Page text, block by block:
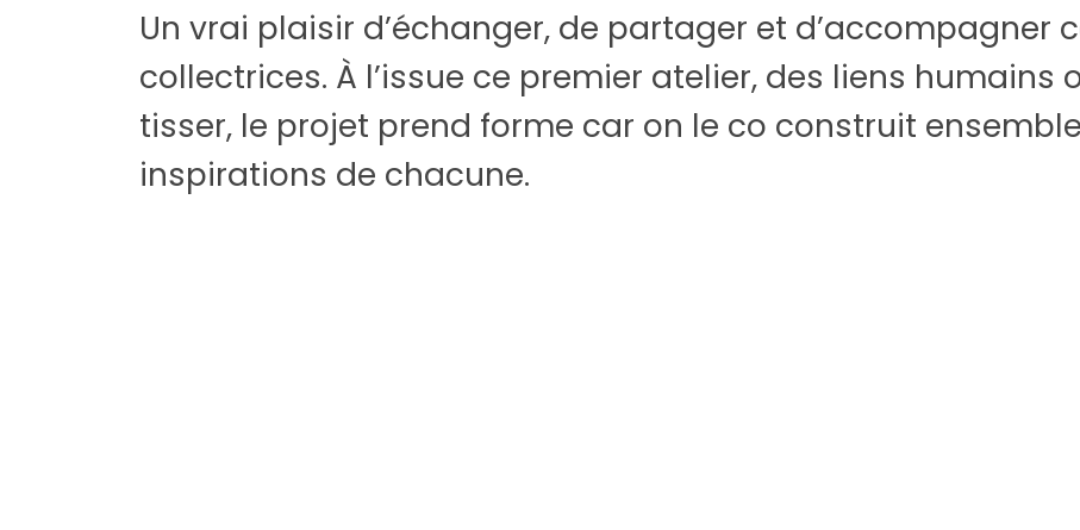
Un vrai plaisir d’échanger, de partager et d’accompagner
collectrices. À l’issue ce premier atelier, des liens
tisser, le projet prend forme car on le co construit
inspirations de chacune.